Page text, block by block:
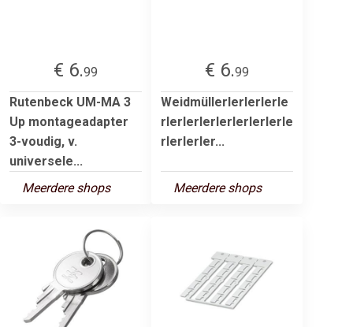
€ 6.99
Rutenbeck UM-MA 3
Up montageadapter
3-voudig, v.
universele...
Meerdere shops
€ 6.99
Weidmüllerlerlerlerle
rlerlerlerlerlerlerlerle
rlerlerler...
Meerdere shops